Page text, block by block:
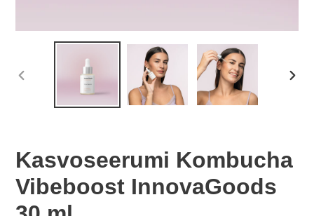
Kasvoseerumi Kombucha
Vibeboost InnovaGoods